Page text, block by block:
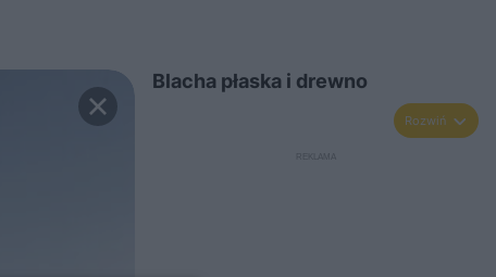
Blacha płaska i drewno
Rozwiń